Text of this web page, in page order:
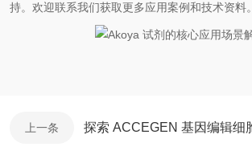
持。欢迎联系我们获取更多应用案例和技术资料。
上一条